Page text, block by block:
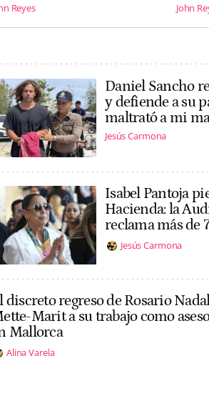
Reyes John
Daniel Sancho
y defiende a su
maltrató a mi
Jesús Carmona
Isabel Pantoja
Hacienda: la
reclama más
Jesús Carmona
discreto regreso de Rosario
Marit a su trabajo como
Mallorca
Alina Varela